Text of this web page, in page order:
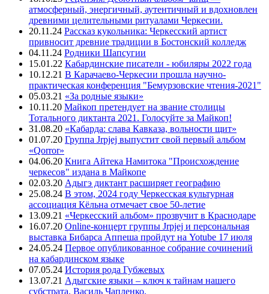
атмосферный, энергичный, аутентичный и вдохновлен
древними целительными ритуалами Черкесии.
20.11.24 Рассказ кукольника: Черкесский артист
привносит древние традиции в Бостонский колледж
04.11.24 Родники Шапсугии
15.01.22 Кабардинские писатели - юбиляры 2022 года
10.12.21 В Карачаево-Черкесии прошла научно-
практическая конференция "Бемурзовские чтения-2021"
05.03.21 «За родные языки»
10.11.20 Майкоп претендует на звание столицы
Тотального диктанта 2021. Голосуйте за Майкоп!
31.08.20 «Кабарда: слава Кавказа, вольности щит»
01.07.20 Группа Jrpjej выпустит свой первый альбом
«Qorror»
04.06.20 Книга Айтека Намитока "Происхождение
черкесов" издана в Майкопе
02.03.20 Адыгэ диктант расширяет географию
25.08.24 В этом, 2024 году Черкесская культурная
ассоциация Кёльна отмечает свое 50-летие
13.09.21 «Черкесский альбом» прозвучит в Краснодаре
16.07.20 Online-концерт группы Jrpjej и персональная
выставка Бибарса Аппеша пройдут на Yotube 17 июля
24.05.24 Первое опубликованное собрание сочинений
на кабардинском языке
07.05.24 История рода Губжевых
13.07.21 Адыгские языки – ключ к тайнам нашего
субстрата. Василь Чапленко.